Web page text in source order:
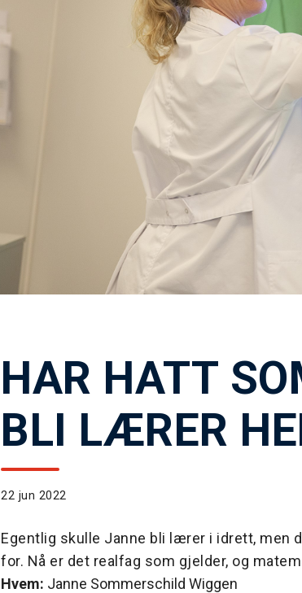
HAR HATT
BLI LÆRER
22 jun 2022
Egentlig skulle Janne bli lærer i idrett, men
for. Nå er det realfag som gjelder, og
Hvem: Janne Sommerschild Wiggen